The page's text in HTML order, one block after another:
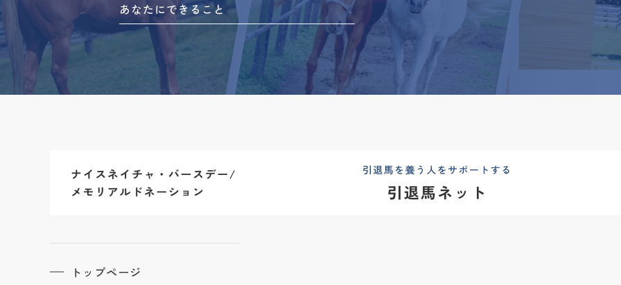
あなたにできること
トップページ